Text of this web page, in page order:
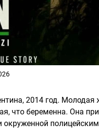
2014 год. Молодая
что беременна. Она
окруженной